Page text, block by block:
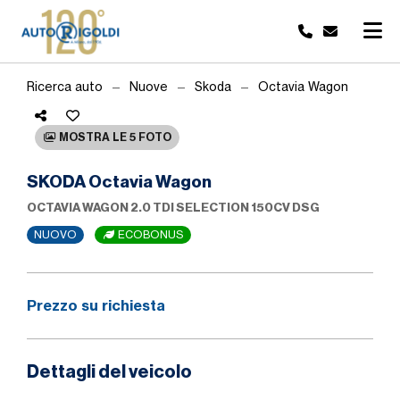
Ricerca auto Nuove Skoda Octavia Wagon
MOSTRA LE 5 FOTO
SKODA Octavia Wagon
OCTAVIA WAGON 2.0 TDI SELECTION 150CV DSG
NUOVO ECOBONUS
Prezzo su richiesta
Dettagli del veicolo